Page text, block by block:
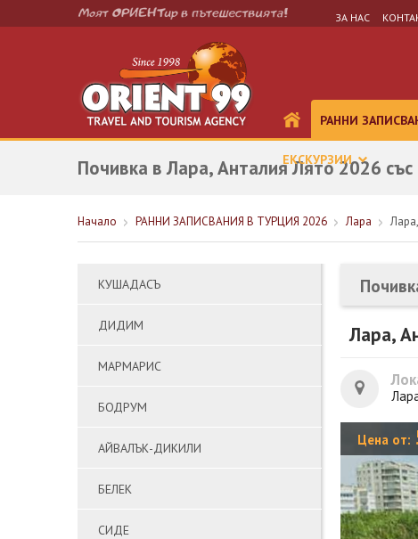
ЗА НАС
РАННИ
ЕКСКУРЗИИ
Почивка в Лара, Анталия Лято 2026
Начало РАННИ ЗАПИСВАНИЯ В ТУРЦИЯ 2026 Лара
КУШАДАСЪ
ДИДИМ
МАРМАРИС
БОДРУМ
АЙВАЛЪК-ДИКИЛИ
БЕЛЕК
СИДЕ
Лара,
Цена от: